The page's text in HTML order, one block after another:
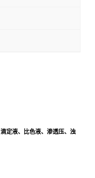
滴定液、比色液、渗透压、浊